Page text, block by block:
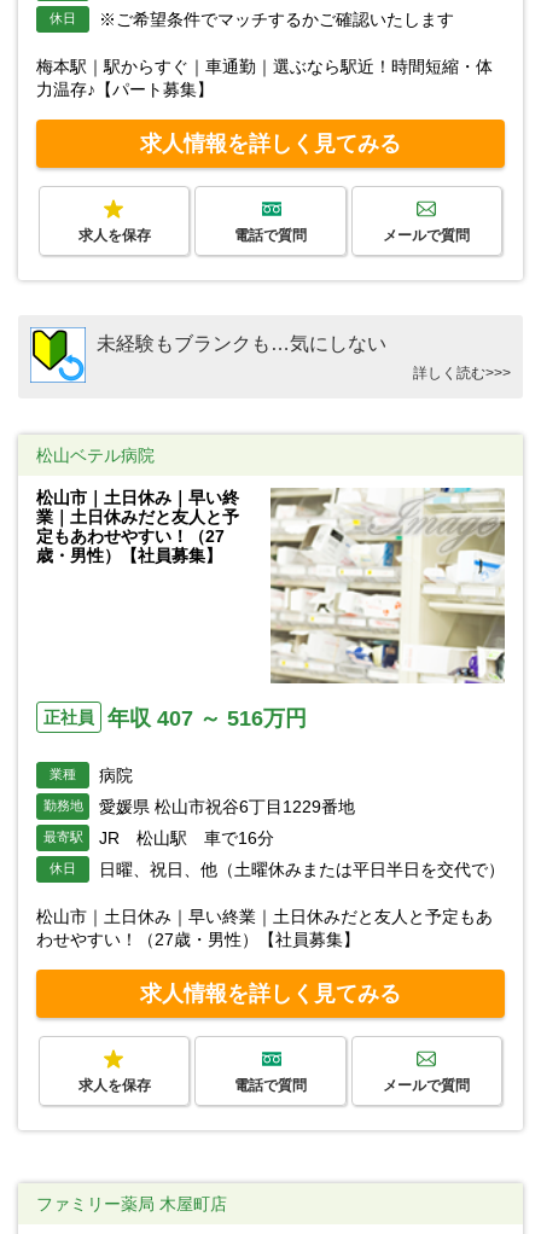
休日 ※ご希望条件でマッチするかご確認いたします
梅本駅｜駅からすぐ｜車通勤｜選ぶなら駅近！時間短縮・体
力温存♪【パート募集】
求人情報を詳しく見てみる
求人を保存 電話で質問 メールで質問
未経験もブランクも…気にしない
詳しく読む>>>
松山ベテル病院
松山市｜土日休み｜早い終
業｜土日休みだと友人と予
定もあわせやすい！（27
歳・男性）【社員募集】
正社員 年収 407 ～ 516万円
業種 病院
勤務地 愛媛県 松山市祝谷6丁目1229番地
最寄駅 JR 松山駅 車で16分
休日 日曜、祝日、他（土曜休みまたは平日半日を交代で）
松山市｜土日休み｜早い終業｜土日休みだと友人と予定もあ
わせやすい！（27歳・男性）【社員募集】
求人情報を詳しく見てみる
求人を保存 電話で質問 メールで質問
ファミリー薬局 木屋町店